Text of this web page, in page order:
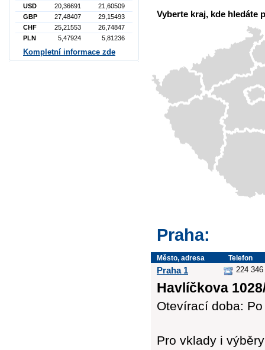
Vyberte kraj, kde hledáte
Praha:
Město, adresa Telefon
Praha 1 224
Havlíčkova
Otevírací doba:
Pro vklady i
USD
20,36691
21,60509
GBP
27,48407
29,15493
CHF
25,21553
26,74847
PLN
5,47924 5,81236
Kompletní informace zde